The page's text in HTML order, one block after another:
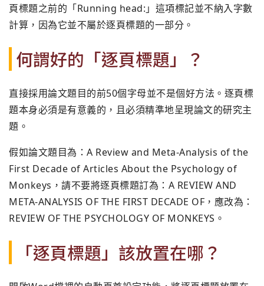
頁標題之前的「Running head:」這項標記並不納入字數
計算，因為它並不屬於逐頁標題的一部分。
何謂好的「逐頁標題」？
直接採用論文題目的前50個字母並不是個好方法。逐頁標
題本身必須是有意義的，且必須精準地呈現論文的研究主
題。
假如論文題目為：A Review and Meta-Analysis of the
First Decade of Articles About the Psychology of
Monkeys，請不要將逐頁標題訂為：A REVIEW AND
META-ANALYSIS OF THE FIRST DECADE OF，應改為：
REVIEW OF THE PSYCHOLOGY OF MONKEYS。
「逐頁標題」該放置在哪？